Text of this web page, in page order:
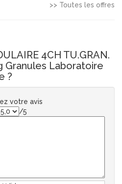
>> Toutes les offres
4CH TU.GRAN.
Granules Laboratoire
?
votre avis
/5